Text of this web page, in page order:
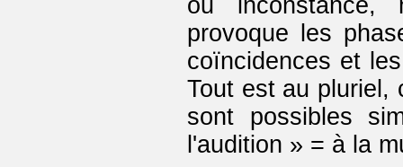
provoque les
coïncidences et
Tout est au pluriel,
sont possibles
l'audition » = à la